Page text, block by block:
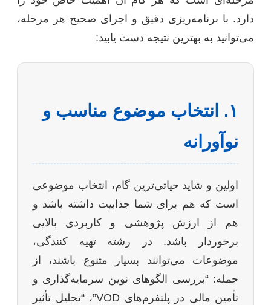
دارد. با برنامه‌ریزی دقیق و اجرای صحیح هر مرحله،
می‌توانید به بهترین نتیجه دست یابید:
۱. انتخاب موضوع مناسب و
نوآورانه
اولین و شاید حیاتی‌ترین گام، انتخاب موضوعی
است که هم برای شما جذابیت داشته باشد و
هم از ارزش پژوهشی و کاربردی بالایی
برخوردار باشد. در رشته تهیه کنندگی،
موضوعات می‌توانند بسیار متنوع باشند، از
جمله: “بررسی الگوهای نوین سرمایه‌گذاری و
تأمین مالی در پلتفرم‌های VOD”، “تحلیل تأثیر